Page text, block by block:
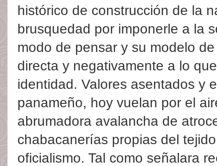
histórico de construcción de la
brusquedad por imponerle a la
modo de pensar y su modelo
directa y negativamente a lo
identidad. Valores asentados y
panameño, hoy vuelan por el
abrumadora avalancha de
chabacanerías propias del
oficialismo. Tal como señalara